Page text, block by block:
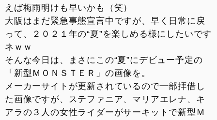
コンフィギュレーター
お問い合わせ
えば梅雨明けも早いかも（笑）
大阪はまだ緊急事態宣言中ですが、早く日常に戻
って、２０２１年の“夏”を楽しめる様にしたいです
ネｗｗ
そんな今日は、まさにこの“夏”にデビュー予定の
「新型ＭＯＮＳＴＥＲ」の画像を。
メーカーサイトが更新されているので一部拝借し
た画像ですが、ステファニア、マリアエレナ、キ
アラの３人の女性ライダーがサーキットで新型Ｍ